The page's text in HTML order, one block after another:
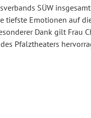
SÜW
Emotionen auf
Dank gilt Frau
Pfalztheaters